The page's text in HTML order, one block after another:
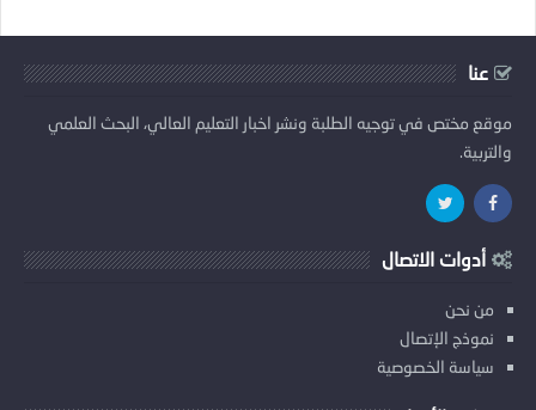
عنا
موقع مختص في توجيه الطلبة ونشر اخبار التعليم العالي، البحث العلمي
والتربية.
أدوات الاتصال
من نحن
نموذج الإتصال
سياسة الخصوصية